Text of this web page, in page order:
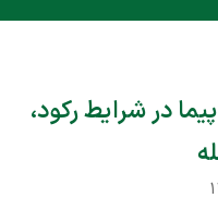
در شرایط رکود،